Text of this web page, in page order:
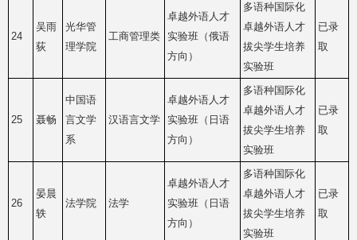
24
吴雨
荻
光华管
理学院
工商管理类
卓越外语人才
实验班（俄语
方向）
多语种国际化
卓越外语人才
拔尖学生培养
实验班
已录
取
25 聂畅
中国语
言文学
系
汉语言文学
卓越外语人才
实验班（日语
方向）
多语种国际化
卓越外语人才
拔尖学生培养
实验班
已录
取
26
晏晨
轶
法学院 法学
卓越外语人才
实验班（日语
方向）
多语种国际化
卓越外语人才
拔尖学生培养
实验班
已录
取